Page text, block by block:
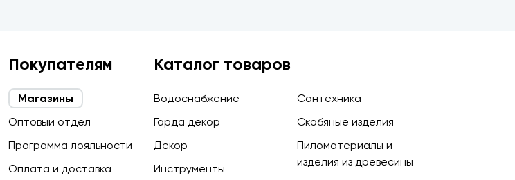
Покупателям
Магазины
Оптовый отдел
Программа лояльности
Оплата и доставка
Каталог товаров
Водоснабжение
Гарда декор
Декор
Инструменты
Сантехника
Скобяные изделия
Пиломатериалы и
изделия из древесины